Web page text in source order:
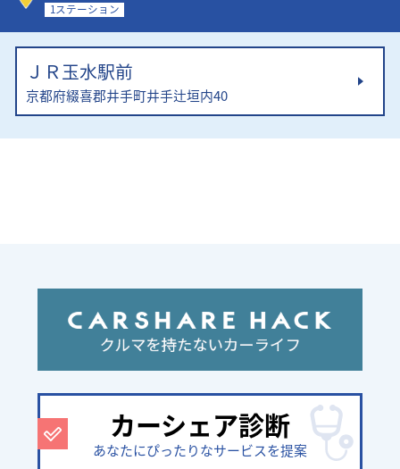
1ステーション
ＪＲ玉水駅前
京都府綴喜郡井手町井手辻垣内40
カーシェア診断
あなたにぴったりなサービスを提案